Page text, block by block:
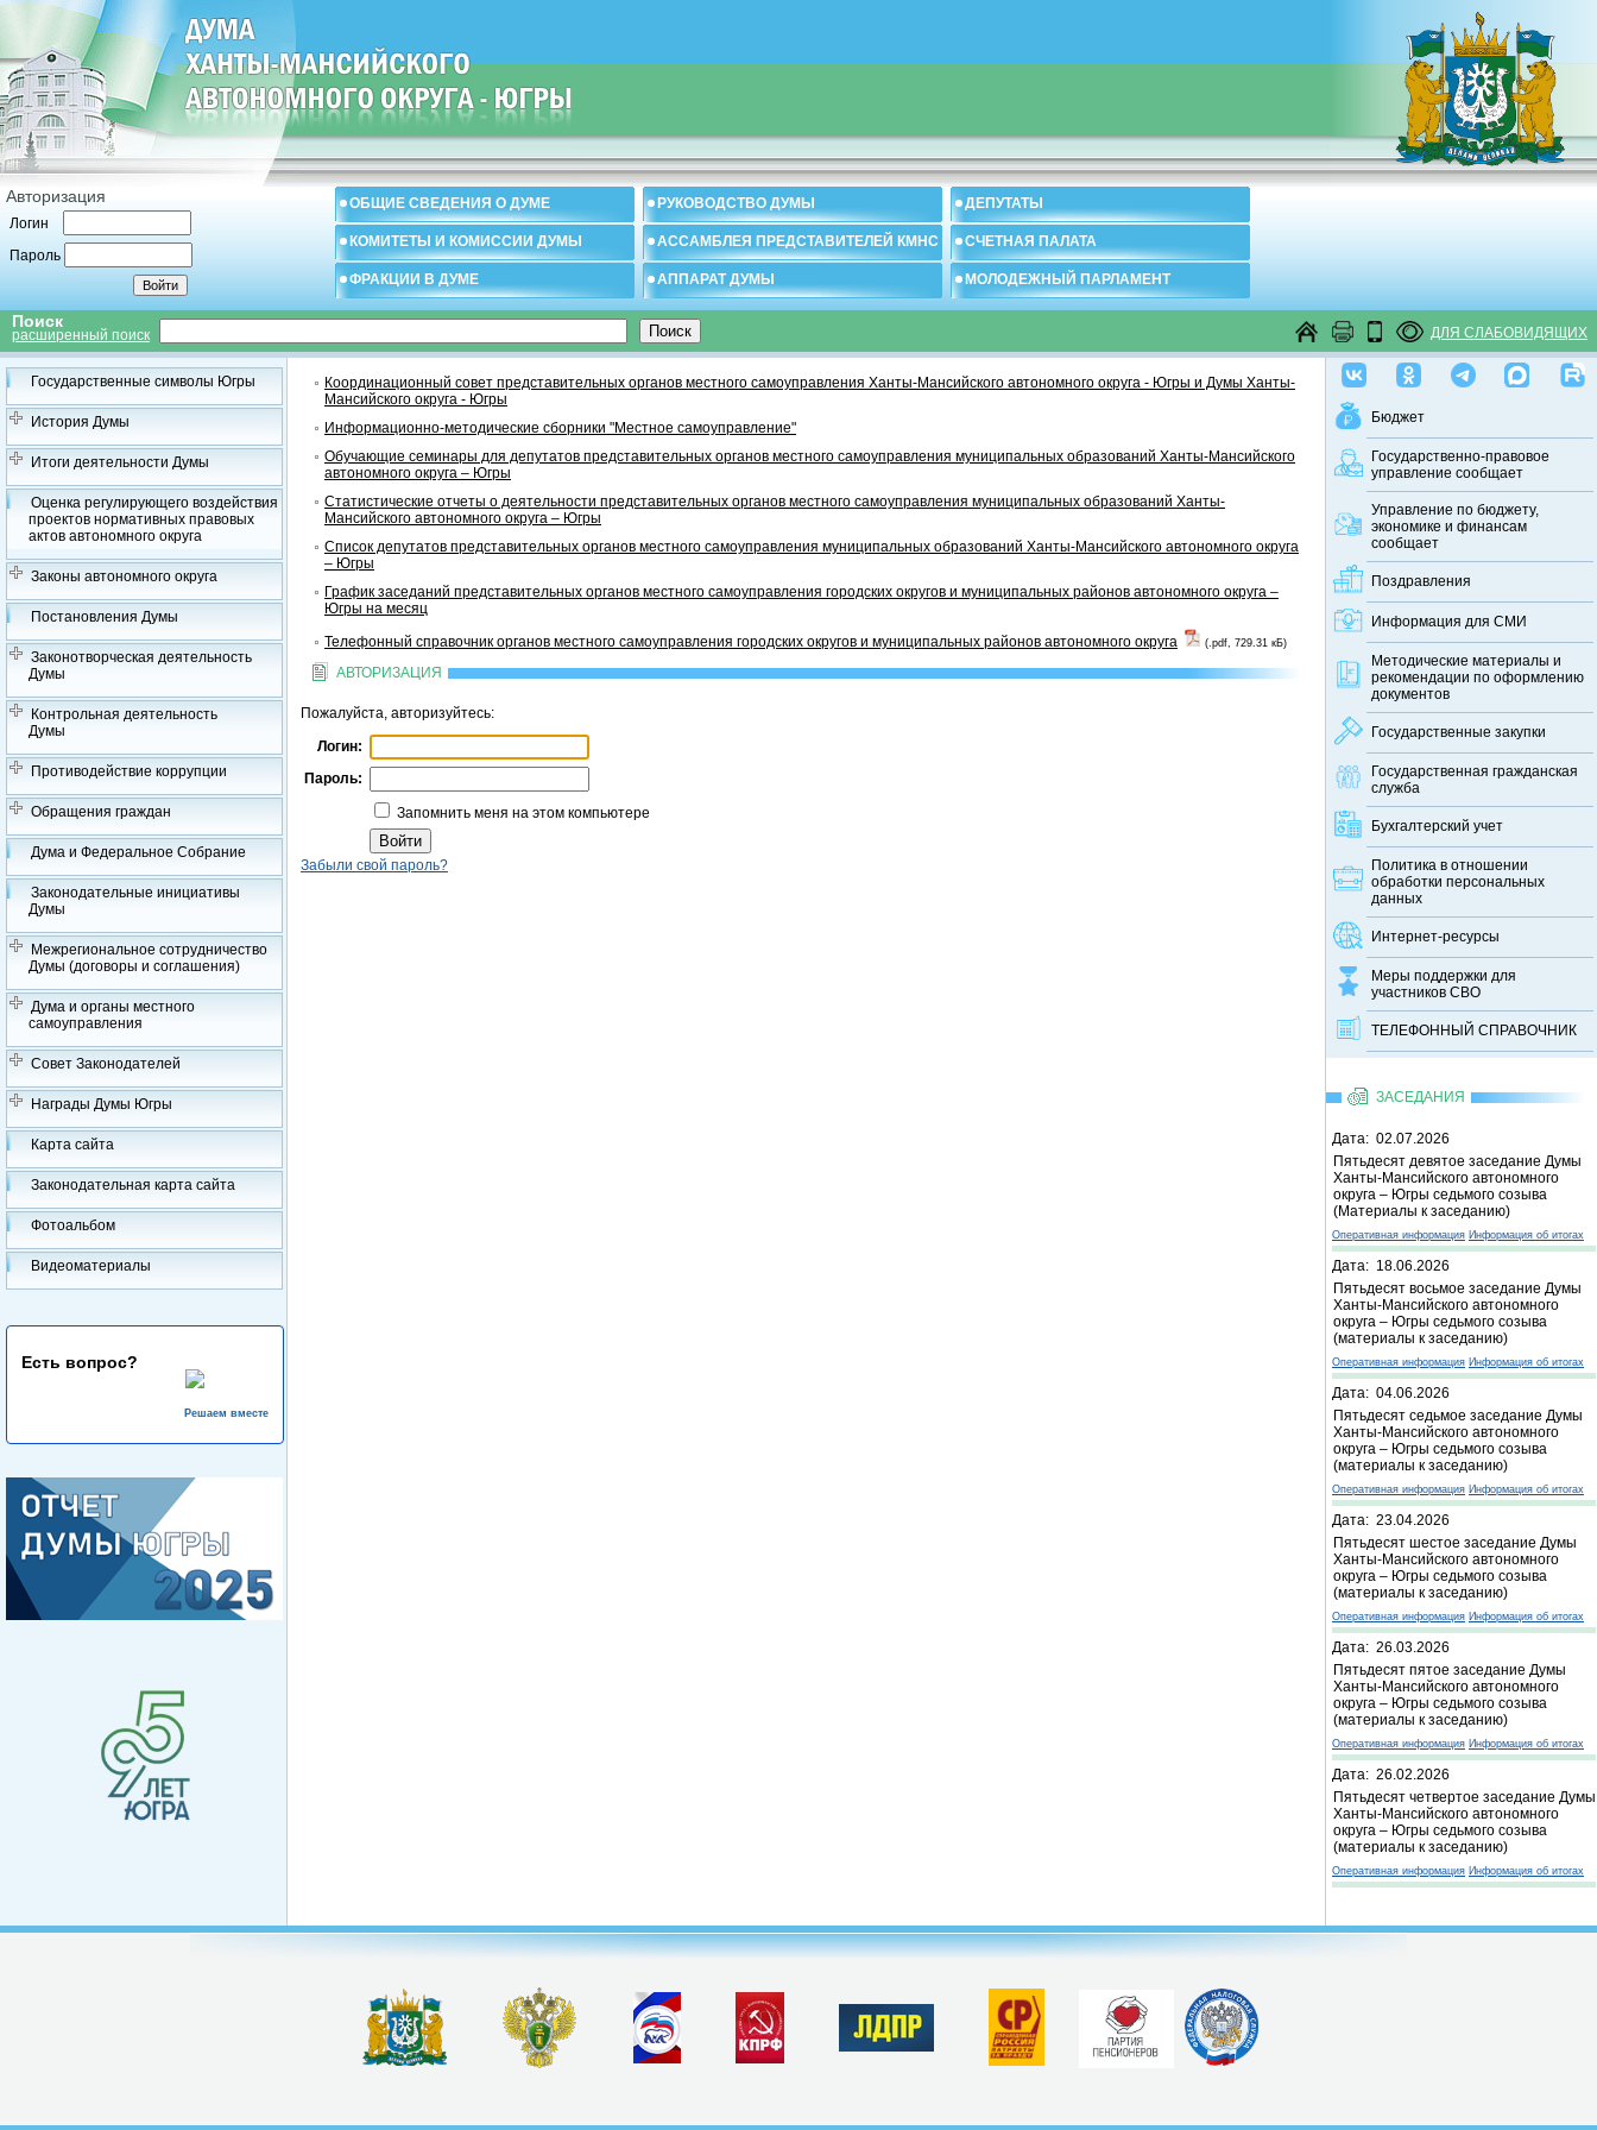
Авторизация
Логин
Пароль
ОБЩИЕ СВЕДЕНИЯ О ДУМЕ РУКОВОДСТВО ДУМЫ ДЕПУТАТЫ
КОМИТЕТЫ И КОМИССИИ ДУМЫ АССАМБЛЕЯ ПРЕДСТАВИТЕЛЕЙ КМНС СЧЕТНАЯ ПАЛАТА
ФРАКЦИИ В ДУМЕ АППАРАТ ДУМЫ МОЛОДЕЖНЫЙ ПАРЛАМЕНТ
Поиск
расширенный поиск ДЛЯ СЛАБОВИДЯЩИХ
Государственные символы Югры
История Думы
Итоги деятельности Думы
Оценка регулирующего воздействия
проектов нормативных правовых
актов автономного округа
Законы автономного округа
Постановления Думы
Законотворческая деятельность
Думы
Контрольная деятельность
Думы
Противодействие коррупции
Обращения граждан
Дума и Федеральное Собрание
Законодательные инициативы
Думы
Межрегиональное сотрудничество
Думы (договоры и соглашения)
Дума и органы местного
самоуправления
Совет Законодателей
Награды Думы Югры
Карта сайта
Законодательная карта сайта
Фотоальбом
Видеоматериалы
Есть вопрос?
Решаем вместе
Бюджет
Государственно-правовое
управление сообщает
Управление по бюджету,
экономике и финансам
сообщает
Поздравления
Информация для СМИ
Методические материалы и
рекомендации по оформлению
документов
Государственные закупки
Государственная гражданская
служба
Бухгалтерский учет
Политика в отношении
обработки персональных
данных
Интернет-ресурсы
Меры поддержки для
участников СВО
ТЕЛЕФОННЫЙ CПРАВОЧНИК
ЗАСЕДАНИЯ
Дата: 02.07.2026
Пятьдесят девятое заседание Думы
Ханты-Мансийского автономного
округа – Югры седьмого созыва
(Материалы к заседанию)
Оперативная информация Информация об итогах
Дата: 18.06.2026
Пятьдесят восьмое заседание Думы
Ханты-Мансийского автономного
округа – Югры седьмого созыва
(материалы к заседанию)
Оперативная информация Информация об итогах
Дата: 04.06.2026
Пятьдесят седьмое заседание Думы
Ханты-Мансийского автономного
округа – Югры седьмого созыва
(материалы к заседанию)
Оперативная информация Информация об итогах
Дата: 23.04.2026
Пятьдесят шестое заседание Думы
Ханты-Мансийского автономного
округа – Югры седьмого созыва
(материалы к заседанию)
Оперативная информация Информация об итогах
Дата: 26.03.2026
Пятьдесят пятое заседание Думы
Ханты-Мансийского автономного
округа – Югры седьмого созыва
(материалы к заседанию)
Оперативная информация Информация об итогах
Дата: 26.02.2026
Пятьдесят четвертое заседание Думы
Ханты-Мансийского автономного
округа – Югры седьмого созыва
(материалы к заседанию)
Оперативная информация Информация об итогах
Координационный совет представительных органов местного самоуправления Ханты-Мансийского автономного округа - Югры и Думы Ханты-
Мансийского округа - Югры
Информационно-методические сборники "Местное самоуправление"
Обучающие семинары для депутатов представительных органов местного самоуправления муниципальных образований Ханты-Мансийского
автономного округа – Югры
Статистические отчеты о деятельности представительных органов местного самоуправления муниципальных образований Ханты-
Мансийского автономного округа – Югры
Список депутатов представительных органов местного самоуправления муниципальных образований Ханты-Мансийского автономного округа
– Югры
График заседаний представительных органов местного самоуправления городских округов и муниципальных районов автономного округа –
Югры на месяц
Телефонный справочник органов местного самоуправления городских округов и муниципальных районов автономного округа
(.pdf, 729.31 кБ)
АВТОРИЗАЦИЯ
Пожалуйста, авторизуйтесь:
Логин:
Пароль:
Запомнить меня на этом компьютере
Забыли свой пароль?